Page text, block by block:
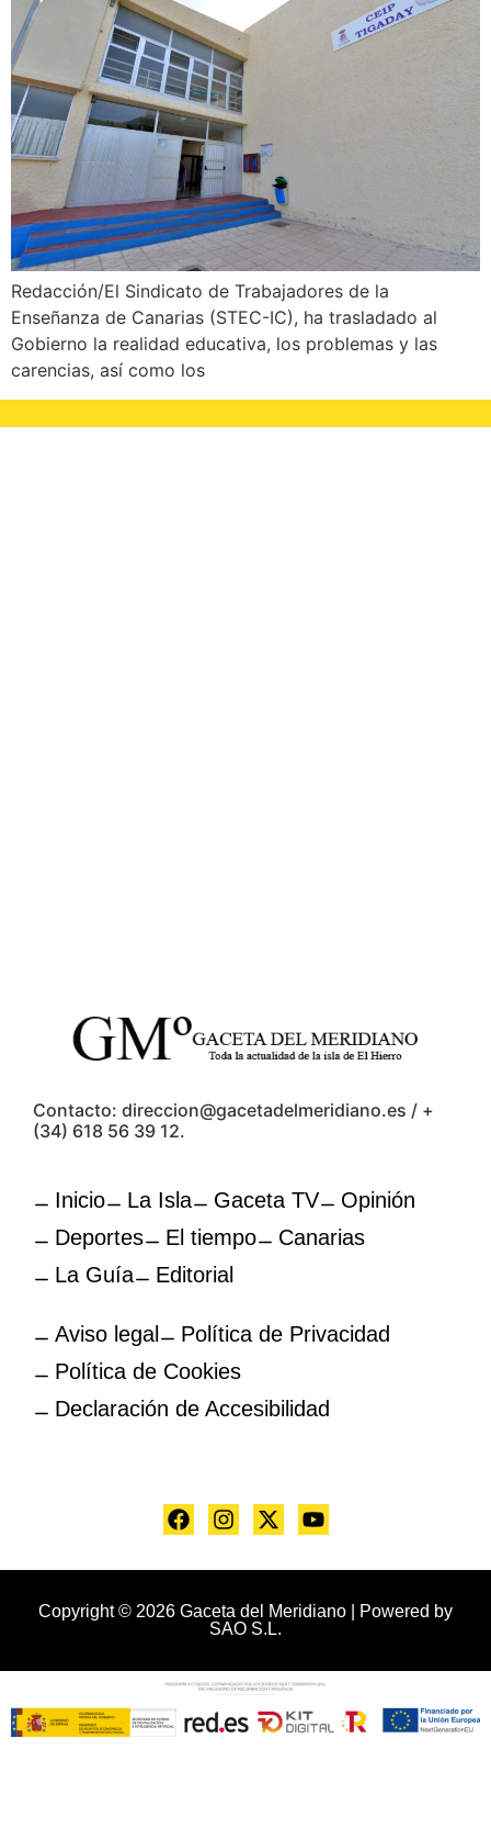
Redacción/El Sindicato de Trabajadores de la
Enseñanza de Canarias (STEC-IC), ha trasladado al
Gobierno la realidad educativa, los problemas y las
carencias, así como los
Contacto: direccion@gacetadelmeridiano.es / +
(34) 618 56 39 12.
Inicio La Isla Gaceta TV
Opinión
Deportes
El tiempo
Canarias
La Guía
Editorial
Aviso legal
Política de Privacidad
Política de Cookies
Declaración de Accesibilidad
Copyright © 2026 Gaceta del Meridiano | Powered by
SAO S.L.